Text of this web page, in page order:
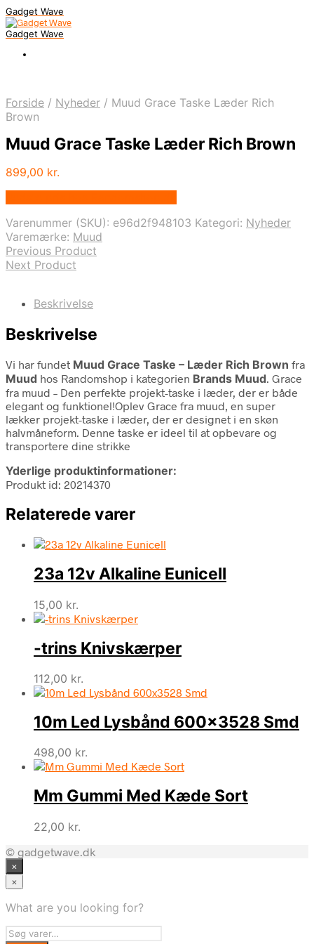
Gadget Wave
Gadget Wave
Forside / Nyheder / Muud Grace Taske Læder Rich
Brown
Muud Grace Taske Læder Rich Brown
899,00 kr.
Varenummer (SKU): e96d2f948103 Kategori: Nyheder
Varemærke: Muud
Previous Product
Next Product
Beskrivelse
Beskrivelse
Vi har fundet Muud Grace Taske – Læder Rich Brown fra
Muud hos Randomshop i kategorien Brands Muud. Grace
fra muud – Den perfekte projekt-taske i læder, der er både
elegant og funktionel!Oplev Grace fra muud, en super
lækker projekt-taske i læder, der er designet i en skøn
halvmåneform. Denne taske er ideel til at opbevare og
transportere dine strikke
Yderlige produktinformationer:
Produkt id: 20214370
Relaterede varer
23a 12v Alkaline Eunicell
15,00 kr.
-trins Knivskærper
112,00 kr.
10m Led Lysbånd 600×3528 Smd
498,00 kr.
Mm Gummi Med Kæde Sort
22,00 kr.
© gadgetwave.dk
×
×
What are you looking for?